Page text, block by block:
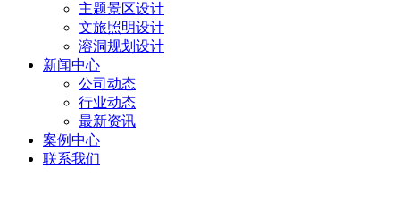
主题景区设计
文旅照明设计
溶洞规划设计
新闻中心
公司动态
行业动态
最新资讯
案例中心
联系我们